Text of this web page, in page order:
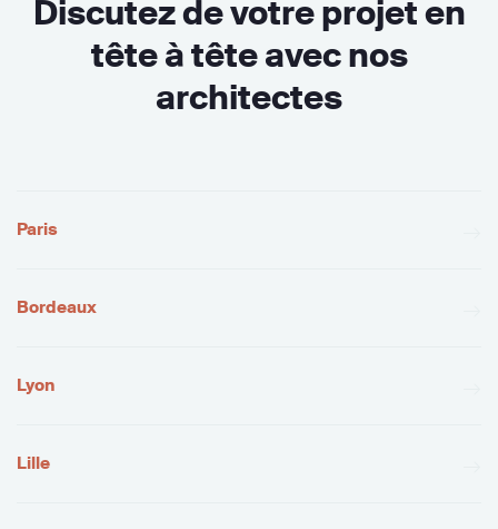
Discutez de votre projet en
tête à tête avec nos
architectes
Paris
Bordeaux
Lyon
Lille